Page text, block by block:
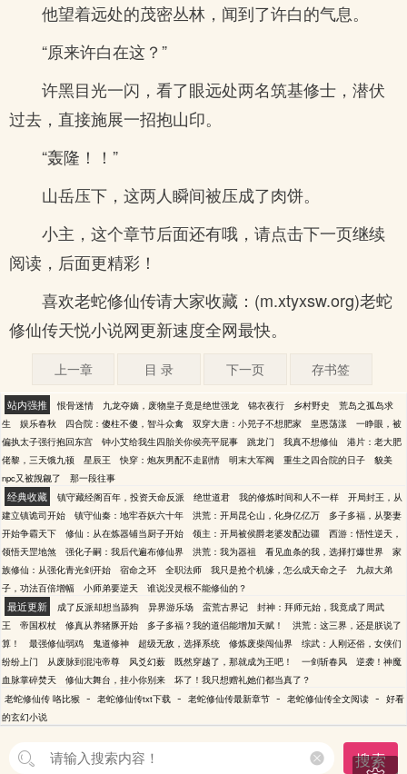
他望着远处的茂密丛林，闻到了许白的气息。
“原来许白在这？”
许黑目光一闪，看了眼远处两名筑基修士，潜伏
过去，直接施展一招抱山印。
“轰隆！！”
山岳压下，这两人瞬间被压成了肉饼。
小主，这个章节后面还有哦，请点击下一页继续
阅读，后面更精彩！
喜欢老蛇修仙传请大家收藏：(m.xtyxsw.org)老蛇
修仙传天悦小说网更新速度全网最快。
上一章 目 录 下一页 存书签
站内强推 恨骨迷情 九龙夺嫡，废物皇子竟是绝世强龙 锦衣夜行 乡村野史
荒岛之孤岛求
生
娱乐春秋 四合院：傻柱不傻，智斗众禽 双穿大唐：小兕子不想肥家 皇恩荡漾
一睁眼，被
偏执太子强行抱回东宫
钟小艾给我生四胎关你侯亮平屁事 跳龙门 我真不想修仙
港片：老大肥
佬黎，三天饿九顿
星辰王 快穿：炮灰男配不走剧情 明末大军阀 重生之四合院的日子
貌美
npc又被觊觎了
那一段往事
经典收藏 镇守藏经阁百年，投资天命反派 绝世道君 我的修炼时间和人不一样
开局封王，从
建立镇诡司开始
镇守仙秦：地牢吞妖六十年 洪荒：开局昆仑山，化身亿亿万
多子多福，从娶妻
开始争霸天下
修仙：从在炼器铺当厨子开始 领主：开局被侯爵老婆发配边疆
西游：悟性逆天，
领悟天罡地煞
强化子嗣：我后代遍布修仙界 洪荒：我为器祖 看见血条的我，选择打爆世界
家
族修仙：从强化青光剑开始
宿命之环 全职法师 我只是抢个机缘，怎么成天命之子
九叔大弟
子，功法百倍增幅
小师弟要逆天 谁说没灵根不能修仙的？
最近更新 成了反派却想当舔狗 异界游乐场 蛮荒古界记
封神：拜师元始，我竟成了周武
王
帝国权杖 修真从养猪豚开始 多子多福？我的道侣能增加天赋！
洪荒：这三界，还是朕说了
算！
最强修仙弱鸡 鬼道修神 超级无敌，选择系统 修炼废柴闯仙界
综武：人刚还俗，女侠们
纷纷上门
从废脉到混沌帝尊 风爻幻薮 既然穿越了，那就成为王吧！ 一剑斩春风
逆袭！神魔
血脉掌碎焚天
修仙大舞台，挂小你别来
坏了！我只想赠礼她们都当真了？
老蛇修仙传 咯比猴 - 老蛇修仙传txt下载 - 老蛇修仙传最新章节 - 老蛇修仙传全文阅读 - 好看
的玄幻小说
搜索